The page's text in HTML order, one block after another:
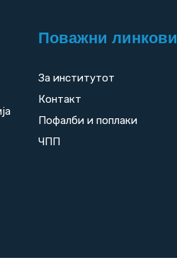
Поважни линкови
За институтот
Контакт
Пофалби и поплаки
ЧПП